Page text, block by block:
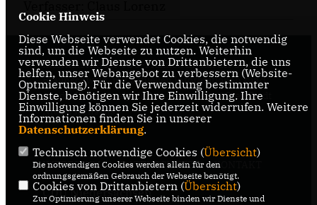
Internetseite der CDU-Fraktion im Rat der Stadt
Braunschweig, mit aktuellen Informationen rund
um die Kommunalpolitik in der zweitgrößten Stadt
Niedersachsens.
IMPRESSUM DATENSCHUTZ KONTAKT
CDU Niedersachsen
Cookie Hinweis
Diese Webseite verwendet Cookies, die notwendig
sind, um die Webseite zu nutzen. Weiterhin
verwenden wir Dienste von Drittanbietern, die uns
helfen, unser Webangebot zu verbessern (Website-
Optmierung). Für die Verwendung bestimmter
Dienste, benötigen wir Ihre Einwilligung. Ihre
Einwilligung können Sie jederzeit widerrufen. Weitere
Informationen finden Sie in unserer
Datenschutzerklärung.
Technisch notwendige Cookies (Übersicht)
Die notwendigen Cookies werden allein für den
ordnungsgemäßen Gebrauch der Webseite benötigt.
Cookies von Drittanbietern (Übersicht)
Zur Optimierung unserer Webseite binden wir Dienste und